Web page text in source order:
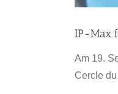
IP-Max
Am 19.
Cercle